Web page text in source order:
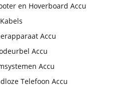
en Hoverboard Accu
Accu
Accu
Accu
Telefoon Accu